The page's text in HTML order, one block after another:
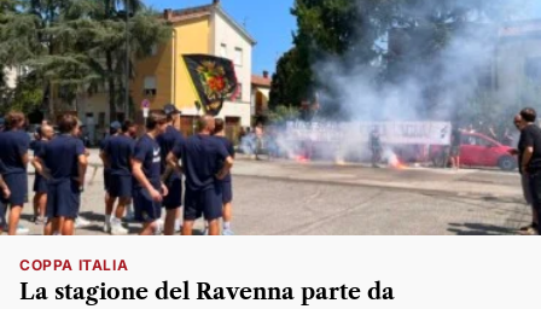
COPPA ITALIA
La stagione del Ravenna parte da